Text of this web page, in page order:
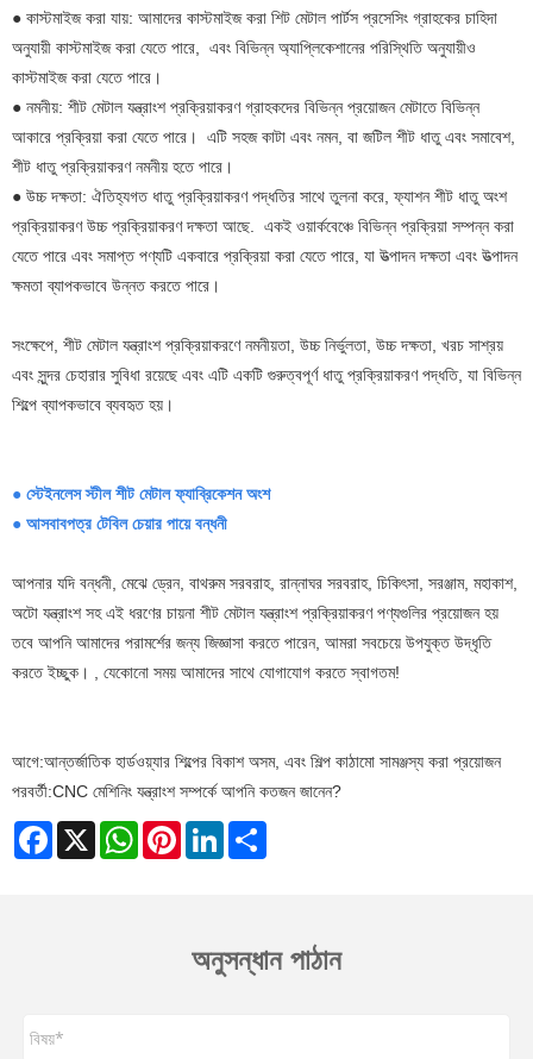
● কাস্টমাইজ করা যায়: আমাদের কাস্টমাইজ করা শিট মেটাল পার্টস প্রসেসিং গ্রাহকের চাহিদা
অনুযায়ী কাস্টমাইজ করা যেতে পারে, এবং বিভিন্ন অ্যাপ্লিকেশানের পরিস্থিতি অনুযায়ীও
কাস্টমাইজ করা যেতে পারে।
● নমনীয়: শীট মেটাল যন্ত্রাংশ প্রক্রিয়াকরণ গ্রাহকদের বিভিন্ন প্রয়োজন মেটাতে বিভিন্ন
আকারে প্রক্রিয়া করা যেতে পারে। এটি সহজ কাটা এবং নমন, বা জটিল শীট ধাতু এবং সমাবেশ,
শীট ধাতু প্রক্রিয়াকরণ নমনীয় হতে পারে।
● উচ্চ দক্ষতা: ঐতিহ্যগত ধাতু প্রক্রিয়াকরণ পদ্ধতির সাথে তুলনা করে, ফ্যাশন শীট ধাতু অংশ
প্রক্রিয়াকরণ উচ্চ প্রক্রিয়াকরণ দক্ষতা আছে. একই ওয়ার্কবেঞ্চে বিভিন্ন প্রক্রিয়া সম্পন্ন করা
যেতে পারে এবং সমাপ্ত পণ্যটি একবারে প্রক্রিয়া করা যেতে পারে, যা উত্পাদন দক্ষতা এবং উত্পাদন
ক্ষমতা ব্যাপকভাবে উন্নত করতে পারে।
সংক্ষেপে, শীট মেটাল যন্ত্রাংশ প্রক্রিয়াকরণে নমনীয়তা, উচ্চ নির্ভুলতা, উচ্চ দক্ষতা, খরচ সাশ্রয়
এবং সুন্দর চেহারার সুবিধা রয়েছে এবং এটি একটি গুরুত্বপূর্ণ ধাতু প্রক্রিয়াকরণ পদ্ধতি, যা বিভিন্ন
শিল্পে ব্যাপকভাবে ব্যবহৃত হয়।
● স্টেইনলেস স্টীল শীট মেটাল ফ্যাব্রিকেশন অংশ
● আসবাবপত্র টেবিল চেয়ার পায়ে বন্ধনী
আপনার যদি বন্ধনী, মেঝে ড্রেন, বাথরুম সরবরাহ, রান্নাঘর সরবরাহ, চিকিৎসা, সরঞ্জাম, মহাকাশ,
অটো যন্ত্রাংশ সহ এই ধরণের চায়না শীট মেটাল যন্ত্রাংশ প্রক্রিয়াকরণ পণ্যগুলির প্রয়োজন হয়
তবে আপনি আমাদের পরামর্শের জন্য জিজ্ঞাসা করতে পারেন, আমরা সবচেয়ে উপযুক্ত উদ্ধৃতি
করতে ইচ্ছুক। , যেকোনো সময় আমাদের সাথে যোগাযোগ করতে স্বাগতম!
আগে:আন্তর্জাতিক হার্ডওয়্যার শিল্পের বিকাশ অসম, এবং শিল্প কাঠামো সামঞ্জস্য করা প্রয়োজন
পরবর্তী:CNC মেশিনিং যন্ত্রাংশ সম্পর্কে আপনি কতজন জানেন?
Facebook
X WhatsAppPinterestLinkedIn
অনুসন্ধান পাঠান